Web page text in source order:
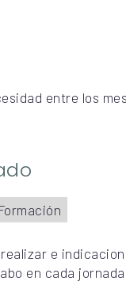
entre los
e
en cada